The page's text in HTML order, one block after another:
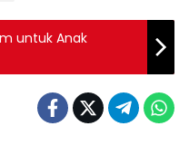
untuk Anak